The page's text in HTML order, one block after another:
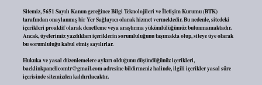
Sitemiz, 5651 Sayılı Kanun gereğince Bilgi Teknolojileri ve İletişim Kurumu (BTK)
tarafından onaylanmış bir Yer Sağlayıcı olarak hizmet vermektedir. Bu nedenle, sitedeki
içerikleri proaktif olarak denetleme veya araştırma yükümlülüğümüz bulunmamaktadır.
Ancak, üyelerimiz yazdıkları içeriklerin sorumluluğunu taşımakta olup, siteye üye olarak
bu sorumluluğu kabul etmiş sayılırlar.
Hukuka ve yasal düzenlemelere aykırı olduğunu düşündüğünüz içerikleri,
backlinkpanelicomtr@gmail.comadresine bildirmeniz halinde, ilgili içerikler yasal süre
içerisinde sitemizden kaldırılacaktır.